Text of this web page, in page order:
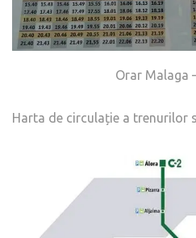
Orar Malaga
Harta de circulație a trenurilor